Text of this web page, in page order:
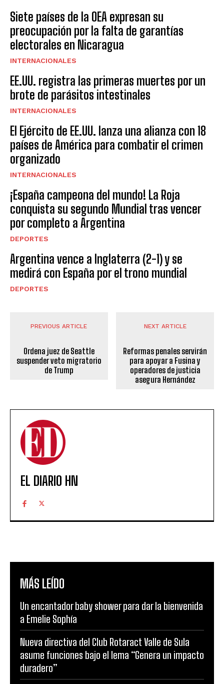
Siete países de la OEA expresan su
preocupación por la falta de garantías
electorales en Nicaragua
INTERNACIONALES
EE.UU. registra las primeras muertes por un
brote de parásitos intestinales
INTERNACIONALES
El Ejército de EE.UU. lanza una alianza con 18
países de América para combatir el crimen
organizado
INTERNACIONALES
¡España campeona del mundo! La Roja
conquista su segundo Mundial tras vencer
por completo a Argentina
DEPORTES
Argentina vence a Inglaterra (2-1) y se
medirá con España por el trono mundial
DEPORTES
PREVIOUS ARTICLE
Ordena juez de Seattle
suspender veto migratorio
de Trump
NEXT ARTICLE
Reformas penales servirán
para apoyar a Fusina y
operadores de justicia
asegura Hernández
EL DIARIO HN
MÁS LEÍDO
Un encantador baby shower para dar la bienvenida
a Emelie Sophía
Nueva directiva del Club Rotaract Valle de Sula
asume funciones bajo el lema “Genera un impacto
duradero”